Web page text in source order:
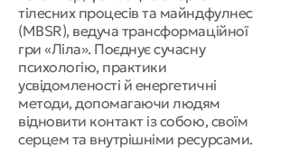
тілесних процесів та майндфулнес
(MBSR), ведуча трансформаційної
гри «Ліла». Поєднує сучасну
психологію, практики
усвідомленості й енергетичні
методи, допомагаючи людям
відновити контакт із собою, своїм
серцем та внутрішніми ресурсами.